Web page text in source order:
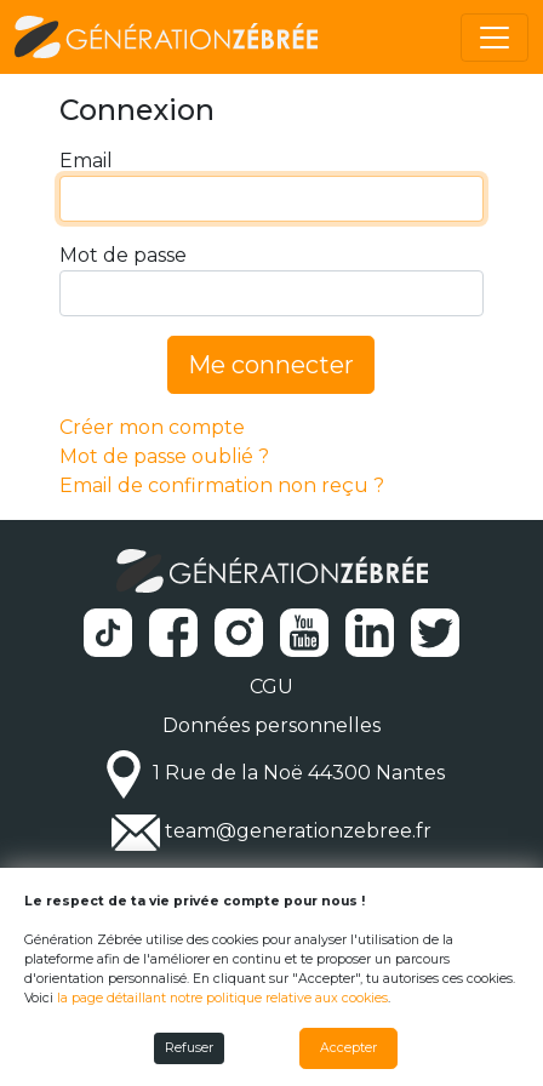
Connexion
Email
Mot de passe
Me connecter
Créer mon compte
Mot de passe oublié ?
Email de confirmation non reçu ?
CGU
Données personnelles
1 Rue de la Noë 44300 Nantes
team@generationzebree.fr
© Génération Zébrée 2026
Le respect de ta vie privée compte pour nous !
Génération Zébrée utilise des cookies pour analyser l'utilisation de la
plateforme afin de l'améliorer en continu et te proposer un parcours
d'orientation personnalisé. En cliquant sur "Accepter", tu autorises ces cookies.
Voici la page détaillant notre politique relative aux cookies.
Refuser Accepter